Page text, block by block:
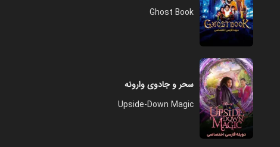
Ghost Book
سحر و جادوی وارونه
Upside-Down Magic